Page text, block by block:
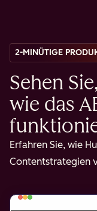
2-MINÜTIGE
Sehen Sie,
wie das
Erfahren Sie, wie
Contentstrategien